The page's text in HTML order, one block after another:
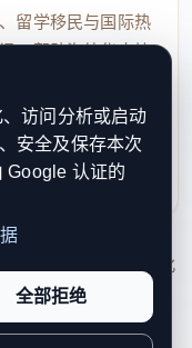
留学移民与国际热
，帮助海外华人快
理站务、投稿与权
本网站持续优化
提升品牌信任感和
访问分析或启动
安全及保存本次
Google 认证的
全部拒绝